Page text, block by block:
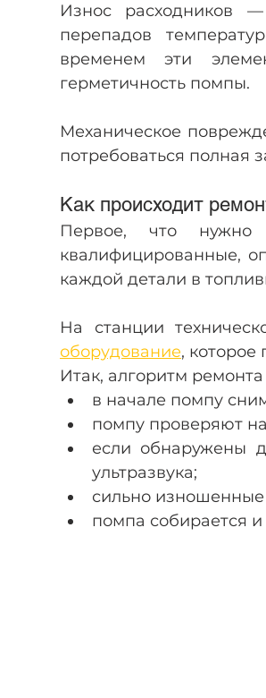
Износ расходников
перепадов
временем эти
герметичность помпы.
Механическое
потребоваться полная
Как происходит
Первое, что
квалифицированные,
каждой детали в
оборудование, которое
Итак, алгоритм
в начале помпу
помпу проверяют
если обнаружены
ультразвука;
сильно
помпа собирается и